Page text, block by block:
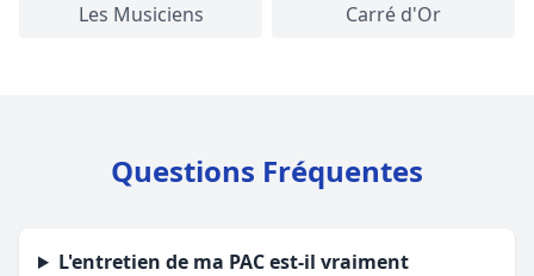
Les Musiciens Carré d'Or
Questions Fréquentes
L'entretien de ma PAC est-il vraiment